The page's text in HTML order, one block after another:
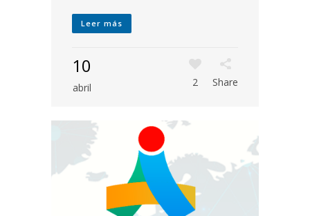
Leer más
10
abril 2 Share